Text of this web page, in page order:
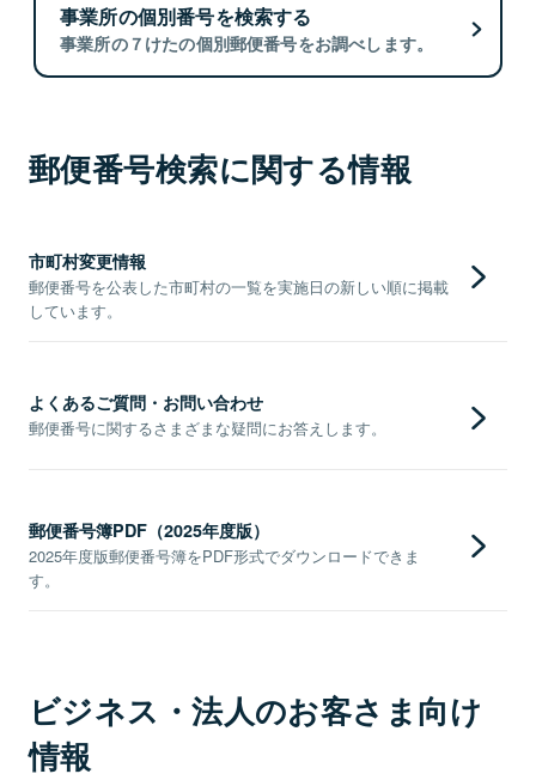
事業所の個別番号を検索する
事業所の７けたの個別郵便番号をお調べします。
郵便番号検索に関する情報
市町村変更情報
郵便番号を公表した市町村の一覧を実施日の新しい順に掲載
しています。
よくあるご質問・お問い合わせ
郵便番号に関するさまざまな疑問にお答えします。
郵便番号簿PDF（2025年度版）
2025年度版郵便番号簿をPDF形式でダウンロードできま
す。
ビジネス・法人のお客さま向け
情報